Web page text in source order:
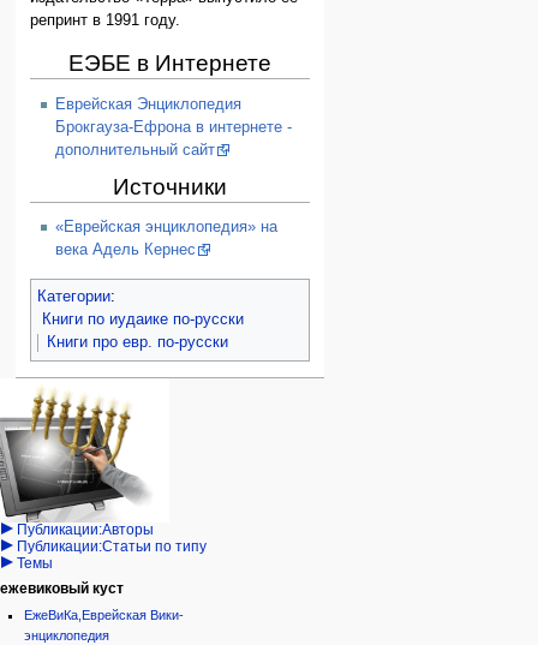
репринт в 1991 году.
ЕЭБЕ в Интернете
Еврейская Энциклопедия
Брокгауза-Ефрона в интернете -
дополнительный сайт
Источники
«Еврейская энциклопедия» на
века Адель Кернес
Категории:
Книги по иудаике по-русски
Книги про евр. по-русски
Навигация
персональные инструменты
войти
запрос
учётной
записи
категории
Израиль:Страна и
государство
Иудаизм
Народ
Проекты
Проекты/Участники/
дополнения
Публикации:Авторы
Публикации:Статьи по типу
Темы
ежевиковый куст
ЕжеВиКа,Еврейская Вики-
энциклопедия